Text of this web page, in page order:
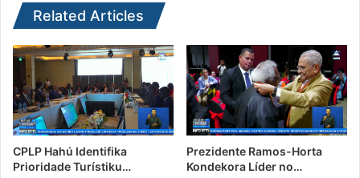
Related Articles
CPLP Hahú Identifika
Prioridade Turístiku…
Prezidente Ramos-Horta
Kondekora Líder no…